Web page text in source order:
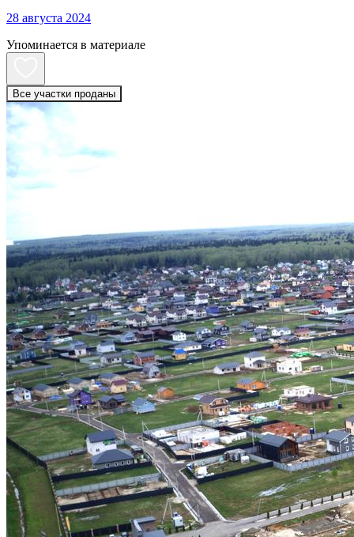
28 августа 2024
Упоминается в материале
Все участки проданы